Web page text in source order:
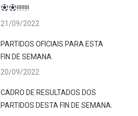
!!!!!!!!
21/09/2022
PARTIDOS OFICIAIS PARA ESTA
FIN DE SEMANA
20/09/2022
CADRO DE RESULTADOS DOS
PARTIDOS DESTA FIN DE SEMANA.